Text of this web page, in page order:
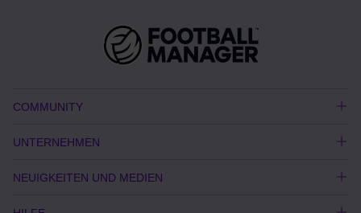
COMMUNITY
UNTERNEHMEN
NEUIGKEITEN UND MEDIEN